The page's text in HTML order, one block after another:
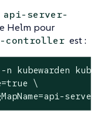
api-server-
Helm pour
controller est :
\